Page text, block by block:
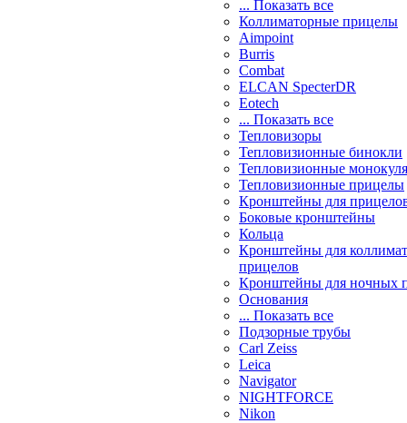
... Показать все
Коллиматорные прицелы
Aimpoint
Burris
Combat
ELCAN SpecterDR
Eotech
... Показать все
Тепловизоры
Тепловизионные бинокли
Тепловизионные
Тепловизионные прицелы
Кронштейны для
Боковые кронштейны
Кольца
Кронштейны для
прицелов
Кронштейны для ночных
Основания
... Показать все
Подзорные трубы
Carl Zeiss
Leica
Navigator
NIGHTFORCE
Nikon